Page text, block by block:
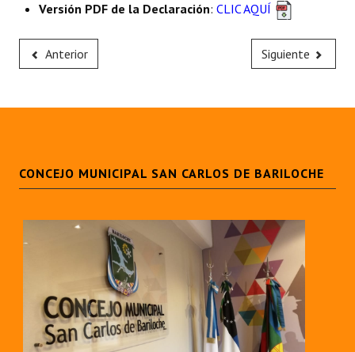
Versión PDF de la Declaración: CLIC AQUÍ
Anterior Siguiente
CONCEJO MUNICIPAL SAN CARLOS DE BARILOCHE